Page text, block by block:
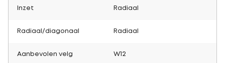
Inzet Radiaal
Radiaal/diagonaal Radiaal
Aanbevolen velg W12